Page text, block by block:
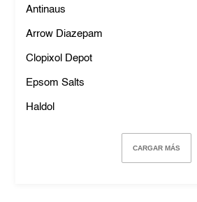
Antinaus
Arrow Diazepam
Clopixol Depot
Epsom Salts
Haldol
CARGAR MÁS